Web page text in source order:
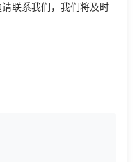
联系我们，我们将及时